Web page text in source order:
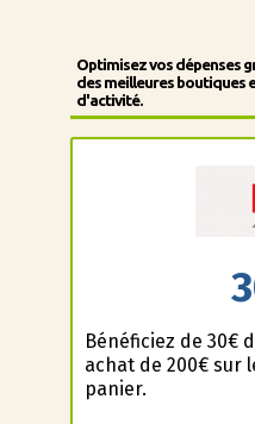
Optimisez vos dépenses
des meilleures boutiques
d'activité.
Bénéficiez de 30€
achat de 200€ sur
panier.